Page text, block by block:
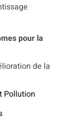
pour la
de la
Pollution